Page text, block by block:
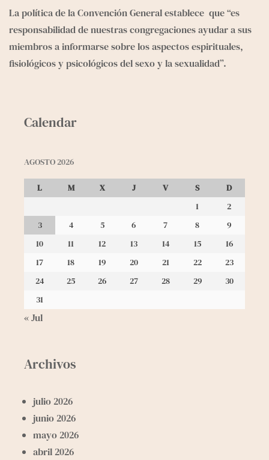
La política de la Convención General establece que “es
responsabilidad de nuestras congregaciones ayudar a sus
miembros a informarse sobre los aspectos espirituales,
fisiológicos y psicológicos del sexo y la sexualidad”.
Calendar
AGOSTO 2026
L M X J V S
D
1
2
3
4 5 6 7 8
9
10
11 12 13 14 15
16
17
18 19 20 21 22
23
24
25 26 27 28 29
30
31
« Jul
Archivos
julio 2026
junio 2026
mayo 2026
abril 2026